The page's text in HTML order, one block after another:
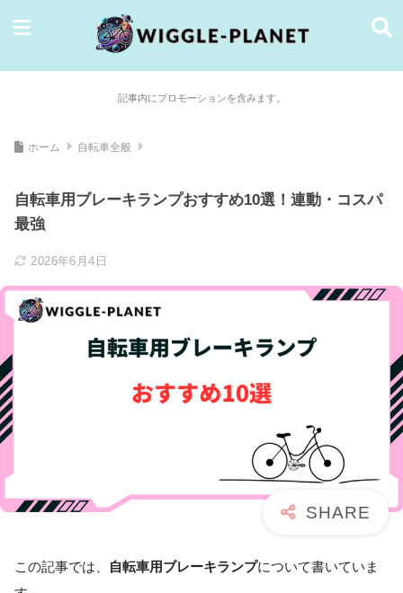
記事内にプロモーションを含みます。
ホーム 自転車全般
自転車用ブレーキランプおすすめ10選！連動・コスパ
最強
2026年6月4日
この記事では、 自転車用ブレーキランプについて書いていま